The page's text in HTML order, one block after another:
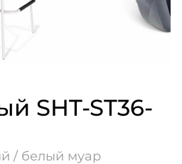
SHT-ST36-
/ белый муар